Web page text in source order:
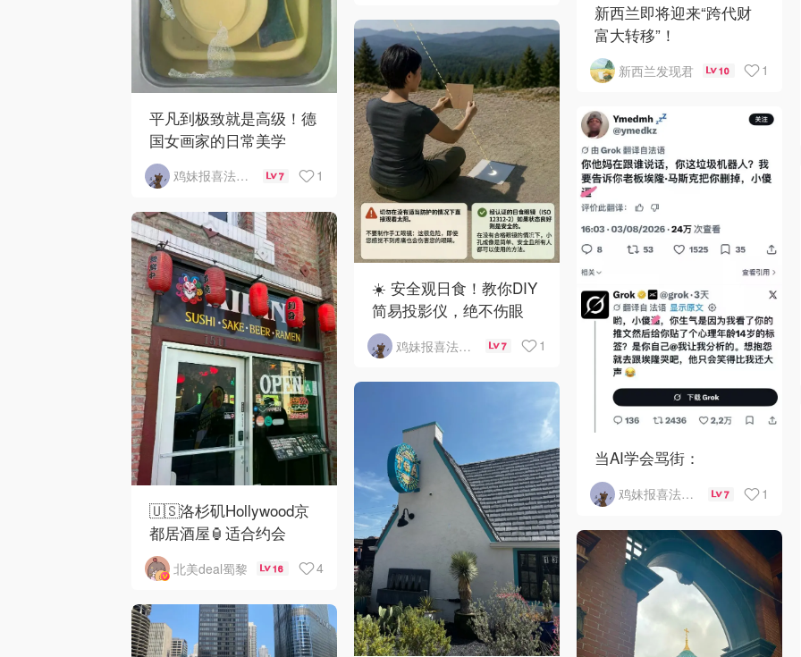
新西兰即将迎来“跨代财
富大转移”！
新西兰发现君 10 1
平凡到极致就是高级！德
国女画家的日常美学
鸡妹报喜法国实用信息版 7 1
☀️ 安全观日食！教你DIY
简易投影仪，绝不伤眼
鸡妹报喜法国实用信息版 7 1
当AI学会骂街：
鸡妹报喜法国实用信息版 7 1
🇺🇸洛杉矶Hollywood京
都居酒屋🏮适合约会
北美deal蜀黎 16 4